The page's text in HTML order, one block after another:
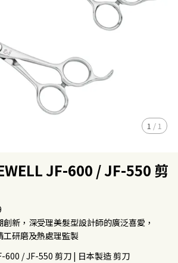
1 / 1
JF-600 / JF-550 剪
新，深受理美髮型設計師的廣泛喜愛，
工研磨及熱處理監製
600 / JF-550 剪刀 | 日本製造 剪刀